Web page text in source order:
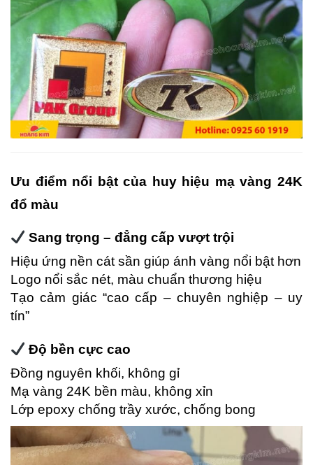
Ưu điểm nổi bật của huy hiệu mạ vàng 24K
đổ màu
Sang trọng – đẳng cấp vượt trội
Hiệu ứng nền cát sần giúp ánh vàng nổi bật hơn
Logo nổi sắc nét, màu chuẩn thương hiệu
Tạo cảm giác “cao cấp – chuyên nghiệp – uy
tín”
Độ bền cực cao
Đồng nguyên khối, không gỉ
Mạ vàng 24K bền màu, không xỉn
Lớp epoxy chống trầy xước, chống bong